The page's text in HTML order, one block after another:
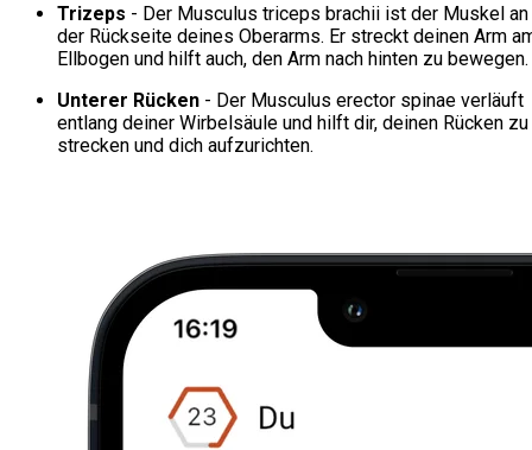
Trizeps - Der Musculus triceps brachii ist der Muskel an
der Rückseite deines Oberarms. Er streckt deinen Arm
Ellbogen und hilft auch, den Arm nach hinten zu bewegen.
Unterer Rücken - Der Musculus erector spinae verläuft
entlang deiner Wirbelsäule und hilft dir, deinen Rücken zu
strecken und dich aufzurichten.